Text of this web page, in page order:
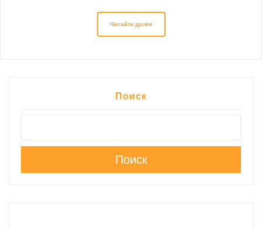
Читайте далее
Поиск
Поиск